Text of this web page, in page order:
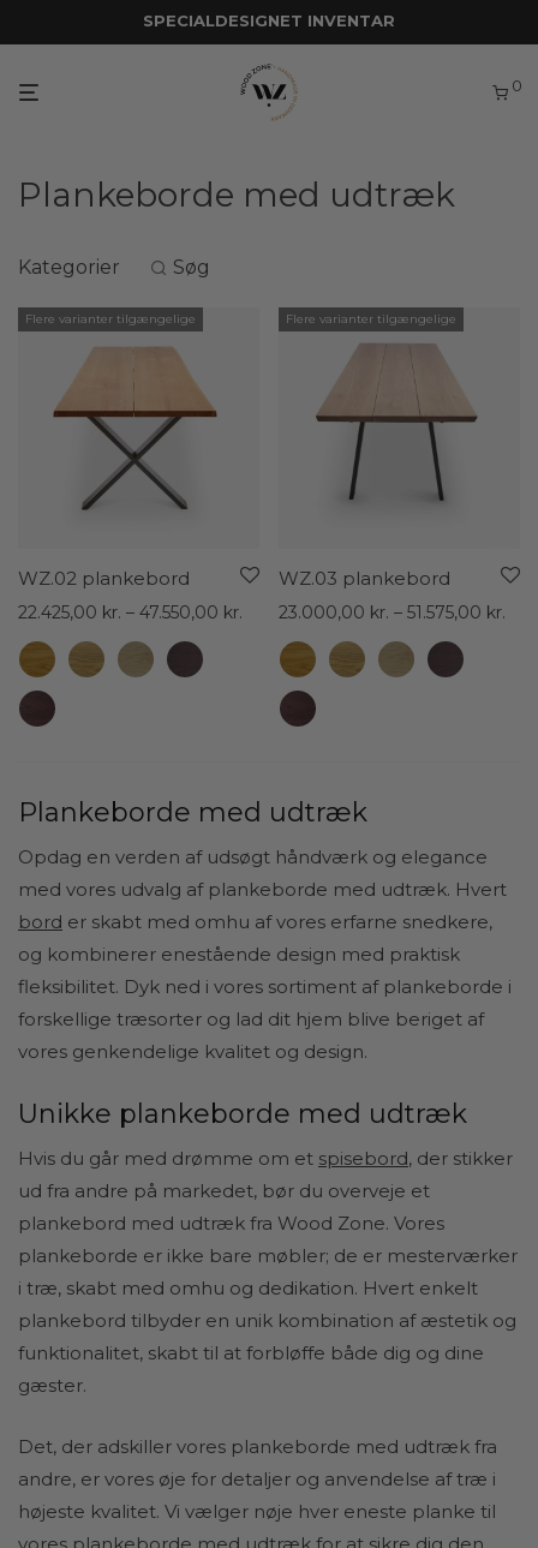
SPECIALDESIGNET INVENTAR
0
Plankeborde med udtræk
Kategorier Søg
Flere varianter tilgængelige
WZ.02 plankebord
22.425,00 kr. – 47.550,00 kr. Prisinterval:
22.425,00 kr.
47.550,00 kr.
Flere varianter tilgængelige
WZ.03 plankebord
23.000,00 kr. – 51.575,00 kr.
Plankeborde med udtræk
Opdag en verden af udsøgt håndværk og elegance
med vores udvalg af plankeborde med udtræk. Hvert
bord er skabt med omhu af vores erfarne snedkere,
og kombinerer enestående design med praktisk
fleksibilitet. Dyk ned i vores sortiment af plankeborde i
forskellige træsorter og lad dit hjem blive beriget af
vores genkendelige kvalitet og design.
Unikke plankeborde med udtræk
Hvis du går med drømme om et spisebord, der stikker
ud fra andre på markedet, bør du overveje et
plankebord med udtræk fra Wood Zone. Vores
plankeborde er ikke bare møbler; de er mesterværker
i træ, skabt med omhu og dedikation. Hvert enkelt
plankebord tilbyder en unik kombination af æstetik og
funktionalitet, skabt til at forbløffe både dig og dine
gæster.
Det, der adskiller vores plankeborde med udtræk fra
andre, er vores øje for detaljer og anvendelse af træ i
højeste kvalitet. Vi vælger nøje hver eneste planke til